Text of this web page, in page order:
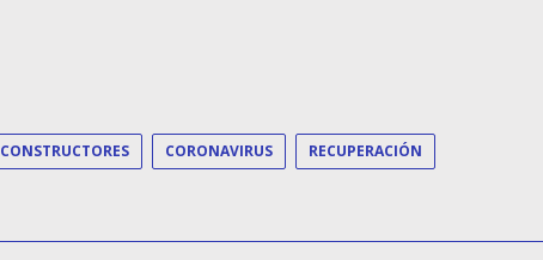
CONSTRUCTORES CORONAVIRUS RECUPERACIÓN